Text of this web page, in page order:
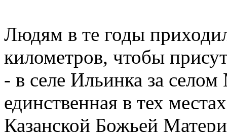
Людям в те годы
километров, чтобы
- в селе Ильинка за
единственная в тех
Казанской Божьей